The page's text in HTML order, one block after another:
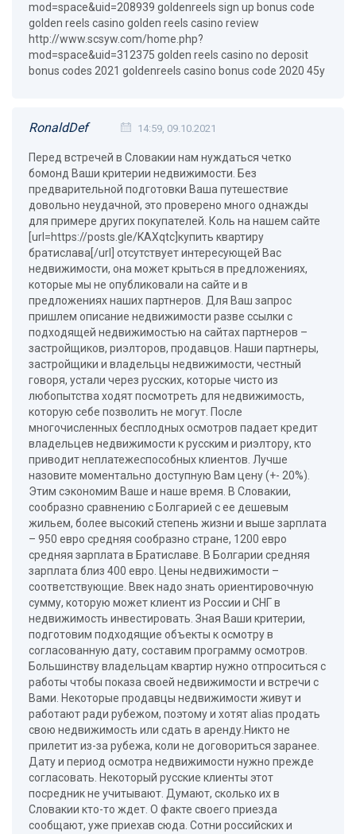
mod=space&uid=208939 goldenreels sign up bonus code
golden reels casino golden reels casino review
http://www.scsyw.com/home.php?
mod=space&uid=312375 golden reels casino no deposit
bonus codes 2021 goldenreels casino bonus code 2020 45y
RonaldDef 14:59, 09.10.2021
Перед встречей в Словакии нам нуждаться четко
бомонд Ваши критерии недвижимости. Без
предварительной подготовки Ваша путешествие
довольно неудачной, это проверено много однажды
для примере других покупателей. Коль на нашем сайте
[url=https://posts.gle/KAXqtc]купить квартиру
братислава[/url] отсутствует интересующей Вас
недвижимости, она может крыться в предложениях,
которые мы не опубликовали на сайте и в
предложениях наших партнеров. Для Ваш запрос
пришлем описание недвижимости разве ссылки с
подходящей недвижимостью на сайтах партнеров –
застройщиков, риэлторов, продавцов. Наши партнеры,
застройщики и владельцы недвижимости, честный
говоря, устали через русских, которые чисто из
любопытства ходят посмотреть для недвижимость,
которую себе позволить не могут. После
многочисленных бесплодных осмотров падает кредит
владельцев недвижимости к русским и риэлтору, кто
приводит неплатежеспособных клиентов. Лучше
назовите моментально доступную Вам цену (+- 20%).
Этим сэкономим Ваше и наше время. В Словакии,
сообразно сравнению с Болгарией с ее дешевым
жильем, более высокий степень жизни и выше зарплата
– 950 евро средняя сообразно стране, 1200 евро
средняя зарплата в Братиславе. В Болгарии средняя
зарплата близ 400 евро. Цены недвижимости –
соответствующие. Ввек надо знать ориентировочную
сумму, которую может клиент из России и СНГ в
недвижимость инвестировать. Зная Ваши критерии,
подготовим подходящие объекты к осмотру в
согласованную дату, составим программу осмотров.
Большинству владельцам квартир нужно отпроситься с
работы чтобы показа своей недвижимости и встречи с
Вами. Некоторые продавцы недвижимости живут и
работают ради рубежом, поэтому и хотят alias продать
свою недвижимость или сдать в аренду.Никто не
прилетит из-за рубежа, коли не договориться заранее.
Дату и период осмотра недвижимости нужно прежде
согласовать. Некоторый русские клиенты этот
посредник не учитывают. Думают, сколько их в
Словакии кто-то ждет. О факте своего приезда
сообщают, уже приехав сюда. Сотни российских и